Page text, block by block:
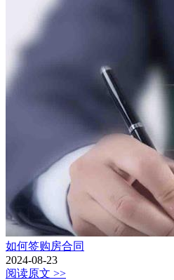
如何签购房合同
2024-08-23
阅读原文 >>